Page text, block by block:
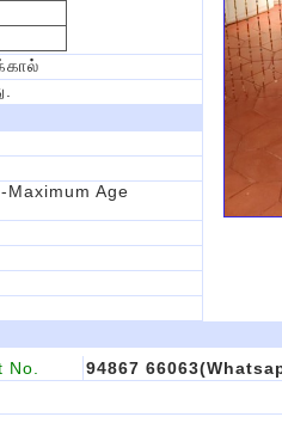
-maximum Age
No.
94867